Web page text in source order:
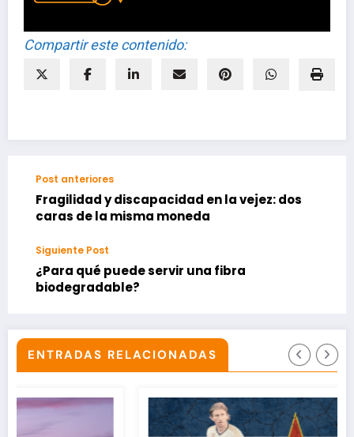
Compartir este contenido:
Post anteriores
Fragilidad y discapacidad en la vejez: dos
caras de la misma moneda
Siguiente Post
¿Para qué puede servir una fibra
biodegradable?
ENTRADAS RELACIONADAS